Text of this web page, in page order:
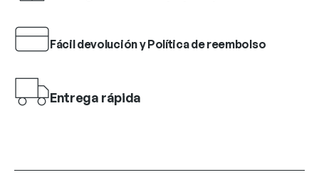
Fácil devolución y Política de reembolso
Entrega rápida